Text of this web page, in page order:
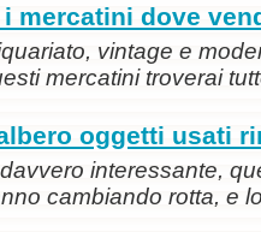
mercatini dove
vintage e
mercatini troverai
oggetti usati
interessante,
cambiando rotta, e